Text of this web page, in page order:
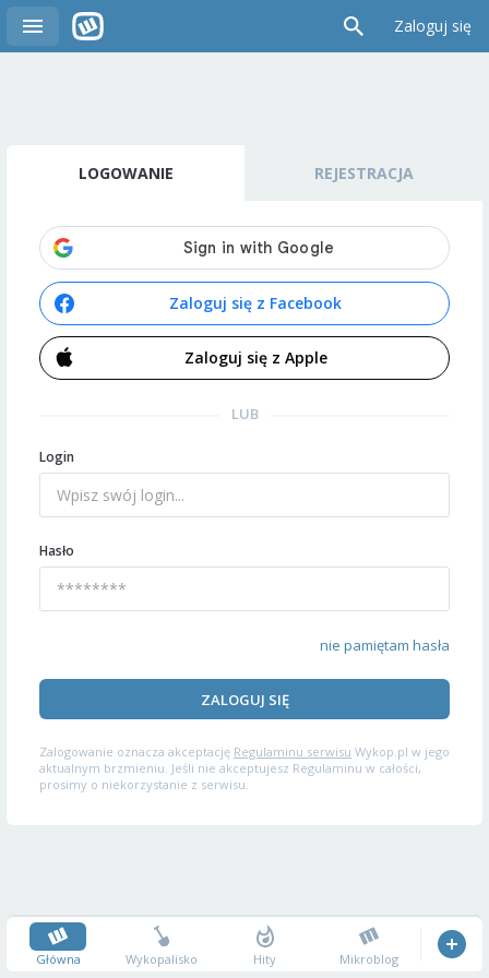
Zaloguj się
LOGOWANIE REJESTRACJA
Zaloguj się z Facebook
Zaloguj się z Apple
LUB
Login
Hasło
nie pamiętam hasła
ZALOGUJ SIĘ
Zalogowanie oznacza akceptację Regulaminu serwisu Wykop.pl w jego
aktualnym brzmieniu. Jeśli nie akceptujesz Regulaminu w całości,
prosimy o niekorzystanie z serwisu.
Główna Wykopalisko Hity Mikroblog